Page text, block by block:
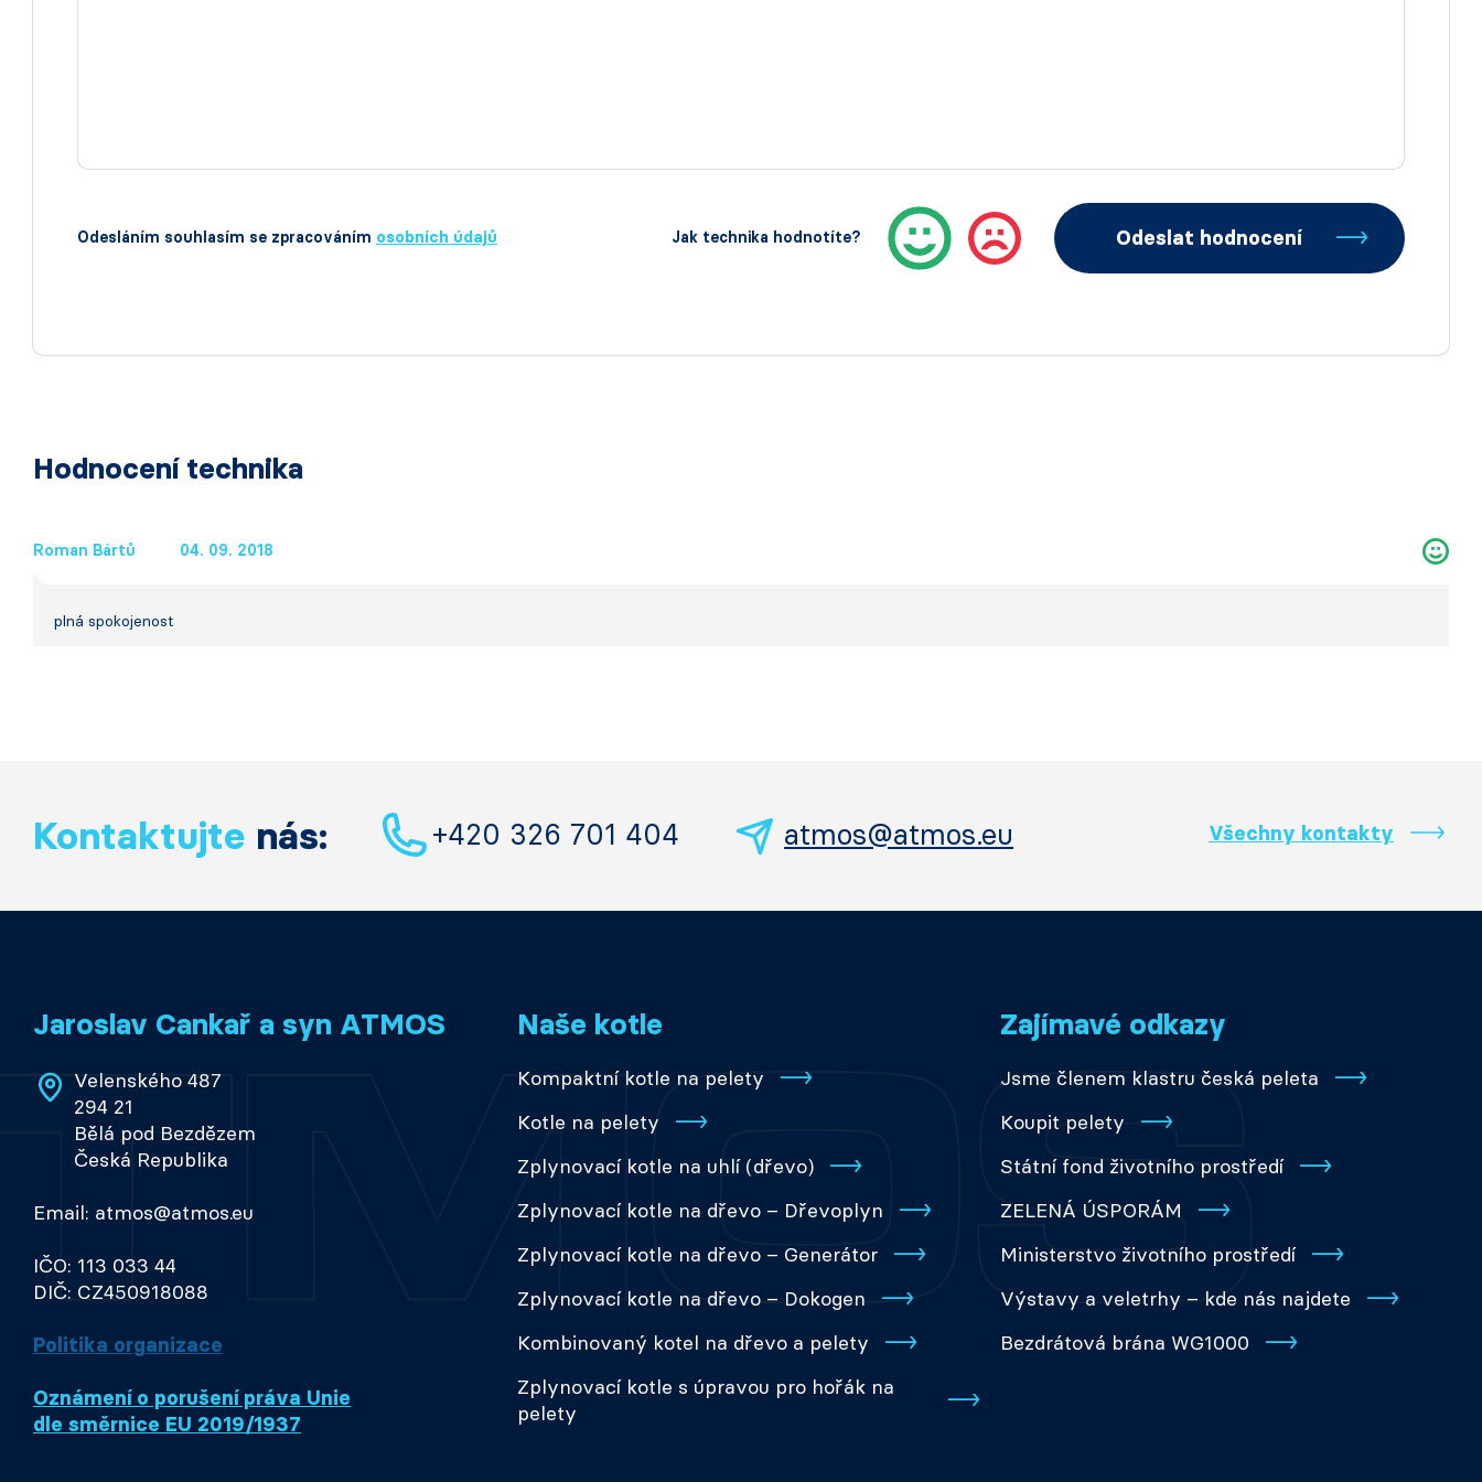
Odesláním souhlasím se zpracováním osobních údajů Jak technika hodnotíte? Odeslat hodnocení
Hodnocení technika
Roman Bártů 04. 09. 2018
plná spokojenost
Kontaktujte nás: +420 326 701 404 atmos@atmos.eu Všechny kontakty
Jaroslav Cankař a syn ATMOS
Velenského 487
294 21
Bělá pod Bezdězem
Česká Republika
Email: atmos@atmos.eu
IČO: 113 033 44
DIČ: CZ450918088
Politika organizace
Oznámení o porušení práva Unie
dle směrnice EU 2019/1937
Naše kotle
Kompaktní kotle na pelety
Kotle na pelety
Zplynovací kotle na uhlí (dřevo)
Zplynovací kotle na dřevo – Dřevoplyn
Zplynovací kotle na dřevo – Generátor
Zplynovací kotle na dřevo – Dokogen
Kombinovaný kotel na dřevo a pelety
Zplynovací kotle s úpravou pro hořák na
pelety
Zajímavé odkazy
Jsme členem klastru česká peleta
Koupit pelety
Státní fond životního prostředí
ZELENÁ ÚSPORÁM
Ministerstvo životního prostředí
Výstavy a veletrhy – kde nás najdete
Bezdrátová brána WG1000